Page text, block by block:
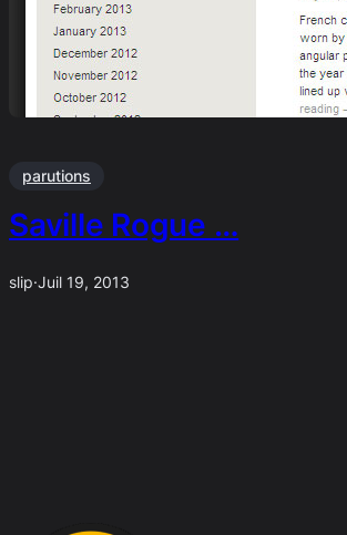
parutions
Saville Rogue …
slip·Juil 19, 2013